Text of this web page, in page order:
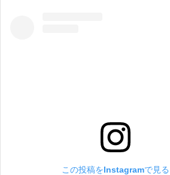
この投稿をInstagramで見る